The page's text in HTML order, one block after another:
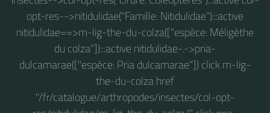
opt-res-->nitidulidae("Famille: Nitidulidae"):::active
nitidulidae==>m-lig-the-du-colza(["espèce: Méligèthe
du colza"]):::active nitidulidae-.->pria-
dulcamarae(["espèce: Pria dulcamarae"]) click m-lig-
the-du-colza href
"/fr/catalogue/arthropodes/insectes/col-opt-